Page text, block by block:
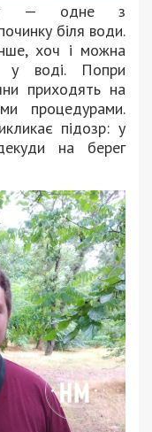
— одне з
біля води.
хоч і можна
у воді. Попри
приходять на
процедурами.
підозр: у
на берег